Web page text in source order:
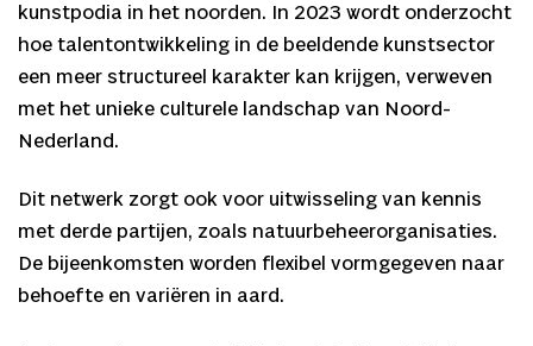
kunstpodia in het noorden. In 2023 wordt onderzocht
hoe talentontwikkeling in de beeldende kunstsector
een meer structureel karakter kan krijgen, verweven
met het unieke culturele landschap van Noord-
Nederland.
Dit netwerk zorgt ook voor uitwisseling van kennis
met derde partijen, zoals natuurbeheerorganisaties.
De bijeenkomsten worden flexibel vormgegeven naar
behoefte en variëren in aard.